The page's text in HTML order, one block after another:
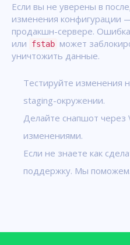
Если вы не уверены в
изменения конфигурации
продакшн-сервере.
или fstab может
уничтожить данные.
Тестируйте изменения
staging-окружении.
Делайте снапшот через
изменениями.
Если не знаете как
поддержку. Мы поможем.